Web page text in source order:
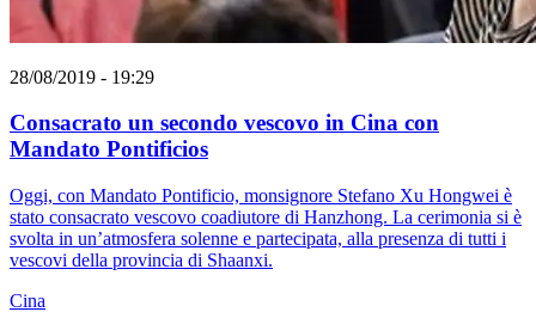
28/08/2019 - 19:29
Consacrato un secondo vescovo in Cina con
Mandato Pontificios
Oggi, con Mandato Pontificio, monsignore Stefano Xu Hongwei è
stato consacrato vescovo coadiutore di Hanzhong. La cerimonia si è
svolta in un’atmosfera solenne e partecipata, alla presenza di tutti i
vescovi della provincia di Shaanxi.
Cina